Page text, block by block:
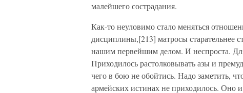
малейшего сострадания.
Как-то неуловимо стало меняться
дисциплины,[213] матросы старательнее
нашим первейшим делом. И неспроста.
Приходилось растолковывать азы и
чего в бою не обойтись. Надо заметить,
армейских истинах не приходилось. Оно